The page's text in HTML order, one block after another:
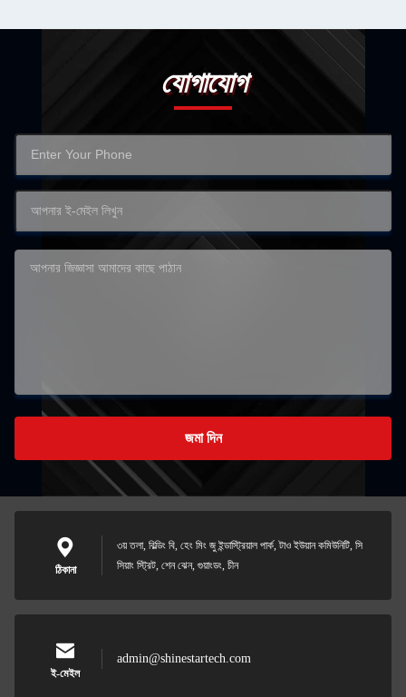
যোগাযোগ
জমা দিন
ঠিকানা
৩য় তলা, বিল্ডিং বি, হেং মিং জু ইন্ডাস্ট্রিয়াল পার্ক, টাও ইউয়ান কমিউনিটি, সি
সিয়াং স্ট্রিট, শেন ঝেন, গুয়াংডং, চীন
ই-মেইল
admin@shinestartech.com